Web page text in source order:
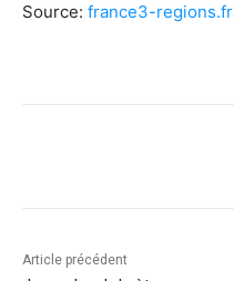
Source: france3-
Article précédent